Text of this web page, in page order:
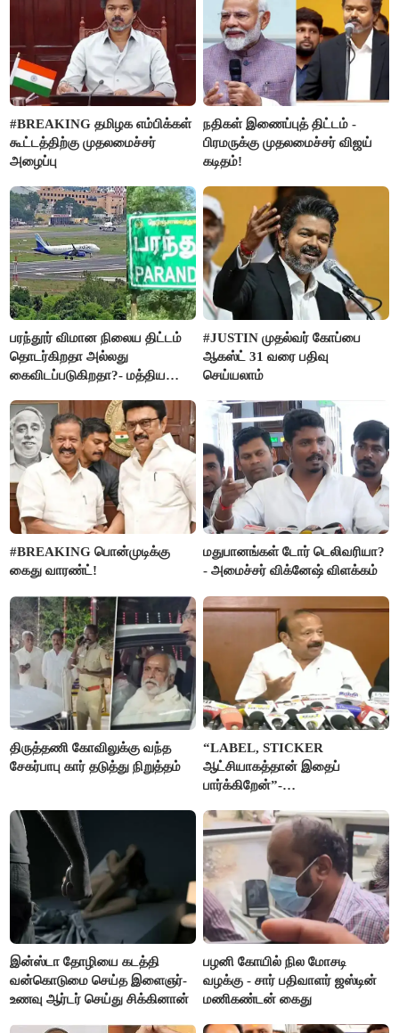
#BREAKING தமிழக எம்பிக்கள்
கூட்டத்திற்கு முதலமைச்சர்
அழைப்பு
நதிகள் இணைப்புத் திட்டம் -
பிரமருக்கு முதலமைச்சர் விஜய்
கடிதம்!
பரந்தூர் விமான நிலைய திட்டம்
தொடர்கிறதா அல்லது
கைவிடப்படுகிறதா?- மத்திய
#JUSTIN முதல்வர் கோப்பை
ஆகஸ்ட் 31 வரை பதிவு
செய்யலாம்
#BREAKING பொன்முடிக்கு
கைது வாரண்ட்!
மதுபானங்கள் டோர் டெலிவரியா?
- அமைச்சர் விக்னேஷ் விளக்கம்
திருத்தணி கோவிலுக்கு வந்த
சேகர்பாபு கார் தடுத்து நிறுத்தம்
“LABEL, STICKER
ஆட்சியாகத்தான் இதைப்
பார்க்கிறேன்”-
இன்ஸ்டா தோழியை கடத்தி
வன்கொடுமை செய்த இளைஞர்-
உணவு ஆர்டர் செய்து சிக்கினான்
பழனி கோயில் நில மோசடி
வழக்கு - சார் பதிவாளர் ஜஸ்டின்
மணிகண்டன் கைது